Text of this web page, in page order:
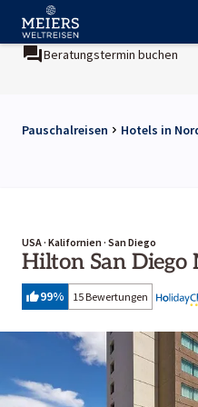
Beratungstermin buchen
Pauschalreisen Hotels in
USA · Kalifornien · San Diego
Hilton San Diego
99% 15 Bewertungen